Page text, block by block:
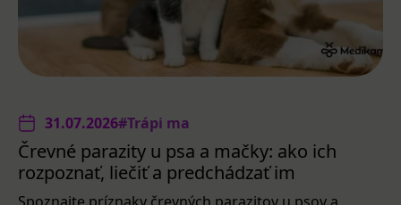
31.07.2026#Trápi ma
Črevné parazity u psa a mačky: ako ich
rozpoznať, liečiť a predchádzať im